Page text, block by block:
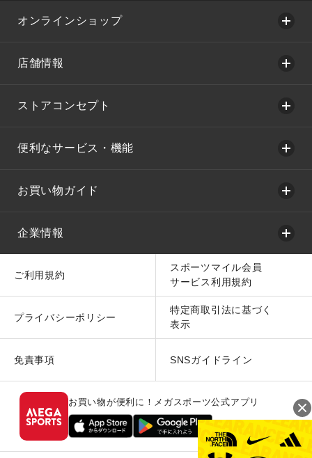
オンラインショップ
店舗情報
ストアコンセプト
便利なサービス・機能
お買い物ガイド
企業情報
ご利用規約
スポーツマイル会員
サービス利用規約
プライバシーポリシー
特定商取引法に基づく
表示
免責事項 SNSガイドライン
お買い物が便利に！メガスポーツ公式アプリ